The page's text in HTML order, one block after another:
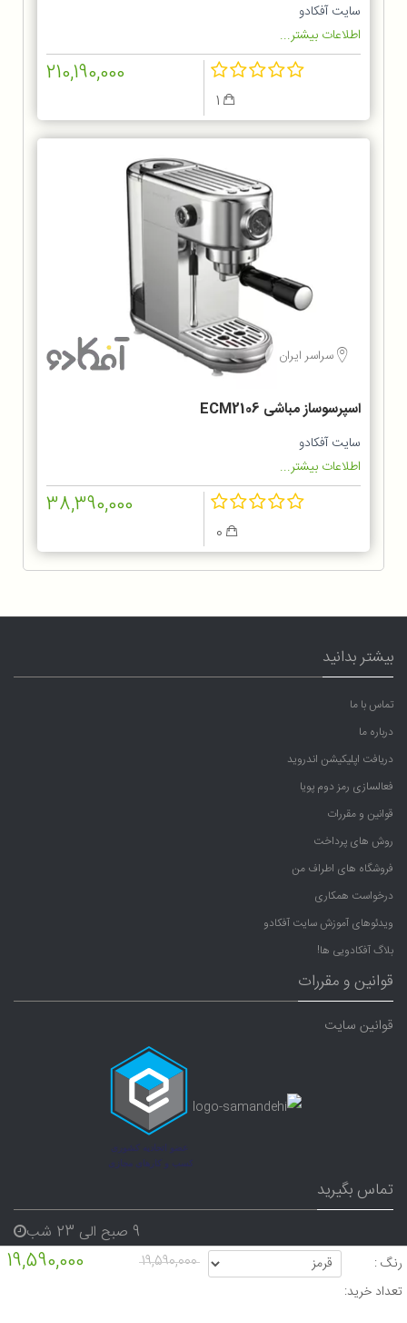
رنگ :
تعداد خرید:
19,590,000
19,590,000
سایت آفکادو
اطلاعات بیشتر...
210,190,000
سراسر ایران
اسپرسوساز مباشی ECM2106
سایت آفکادو
اطلاعات بیشتر...
38,390,000
بیشتر بدانید
تماس با ما
درباره ما
دریافت اپلیکیشن اندروید
فعالسازی رمز دوم پویا
قوانین و مقررات
روش های پرداخت
فروشگاه های اطراف من
درخواست همکاری
ویدئوهای آموزش سایت آفکادو
بلاگ آفکادویی ها!
قوانین و مقررات
قوانین سایت
تماس بگیرید
9 صبح الی 23 شب
07191640165